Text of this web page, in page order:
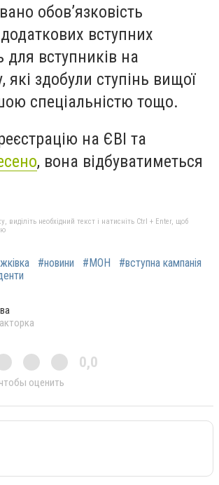
обов’язковість
вступних
для вступників на
які здобули ступінь вищої
спеціальністю тощо.
на ЄВІ та
, вона відбуватиметься
необхідний текст і натисніть Ctrl + Enter, щоб
#новини #МОН
#вступна кампанія
0,0
оценить